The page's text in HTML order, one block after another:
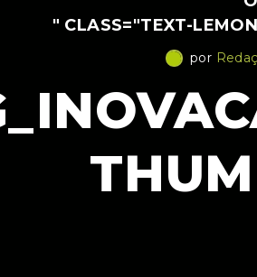
" CLASS="TEXT-
por